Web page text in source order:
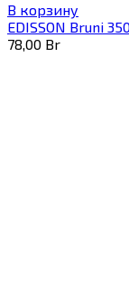
В корзину
EDISSON Bruni
78,00 Br